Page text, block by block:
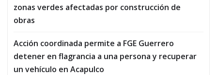
zonas verdes afectadas por construcción de
obras
Acción coordinada permite a FGE Guerrero
detener en flagrancia a una persona y recuperar
un vehículo en Acapulco